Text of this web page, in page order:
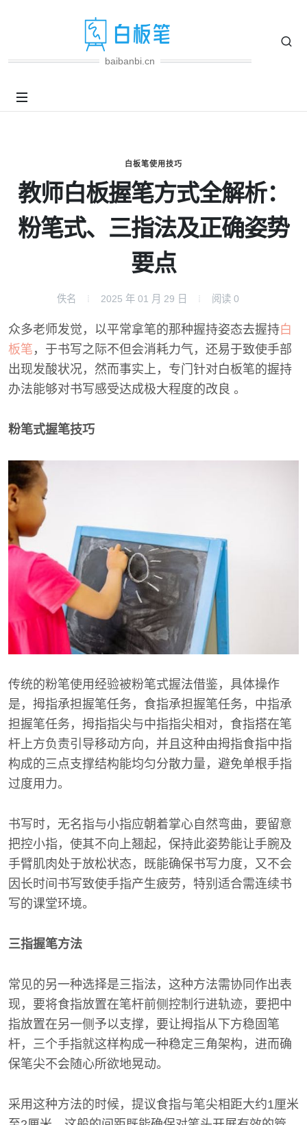
baibanbi.cn
白板笔使用技巧
教师白板握笔方式全解析：
粉笔式、三指法及正确姿势
要点
佚名 2025 年 01 月 29 日 阅读 0
众多老师发觉，以平常拿笔的那种握持姿态去握持白
板笔 ，于书写之际不但会消耗力气，还易于致使手部
出现发酸状况，然而事实上，专门针对白板笔的握持
办法能够对书写感受达成极大程度的改良 。
粉笔式握笔技巧
传统的粉笔使用经验被粉笔式握法借鉴，具体操作
是，拇指承担握笔任务，食指承担握笔任务，中指承
担握笔任务，拇指指尖与中指指尖相对，食指搭在笔
杆上方负责引导移动方向，并且这种由拇指食指中指
构成的三点支撑结构能均匀分散力量，避免单根手指
过度用力。
书写时，无名指与小指应朝着掌心自然弯曲，要留意
把控小指，使其不向上翘起，保持此姿势能让手腕及
手臂肌肉处于放松状态，既能确保书写力度，又不会
因长时间书写致使手指产生疲劳，特别适合需连续书
写的课堂环境。
三指握笔方法
常见的另一种选择是三指法，这种方法需协同作出表
现，要将食指放置在笔杆前侧控制行进轨迹，要把中
指放置在另一侧予以支撑，要让拇指从下方稳固笔
杆，三个手指就这样构成一种稳定三角架构，进而确
保笔尖不会随心所欲地晃动。
采用这种方法的时候，提议食指与笔尖相距大约1厘米